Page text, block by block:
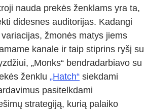
nauda prekės ženklams yra ta,
didesnes auditorijas. Kadangi
žmonės matys jiems
kanale ir taip stiprins ryšį su
„Monks“ bendradarbiavo su
ženklu „Hatch“ siekdami
pasitelkdami
strategiją, kurią palaiko